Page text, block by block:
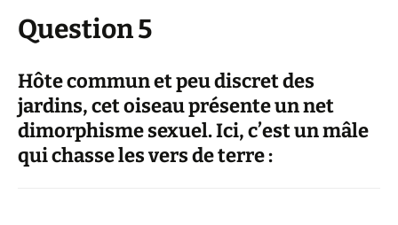
Question 5
Hôte commun et peu discret des
jardins, cet oiseau présente un net
dimorphisme sexuel. Ici, c’est un mâle
qui chasse les vers de terre :